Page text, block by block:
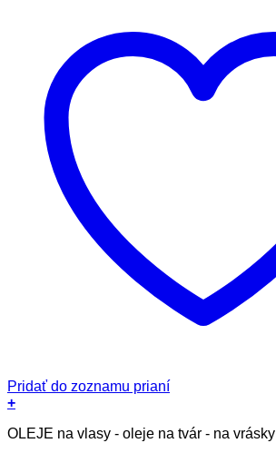
Pridať do zoznamu prianí
+
produkt
OLEJE na vlasy - oleje na tvár - na vrásky